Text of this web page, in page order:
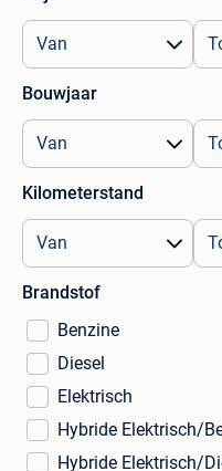
Bouwjaar
Kilometerstand
Brandstof
Benzine
Diesel
Elektrisch
Hybride Elektrisch/
Hybride Elektrisch/